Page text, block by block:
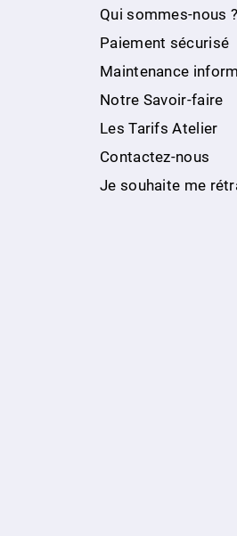
Qui sommes-nous ?
Paiement sécurisé
Maintenance
Notre Savoir-faire
Les Tarifs Atelier
Contactez-nous
Je souhaite me